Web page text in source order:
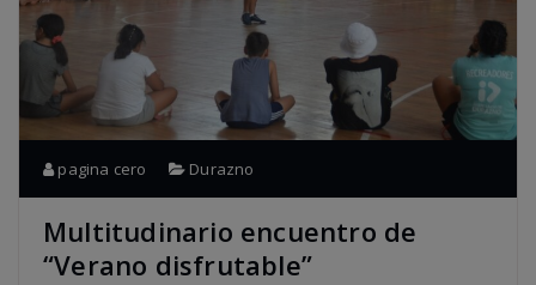
pagina cero Durazno
Multitudinario encuentro de
“Verano disfrutable”